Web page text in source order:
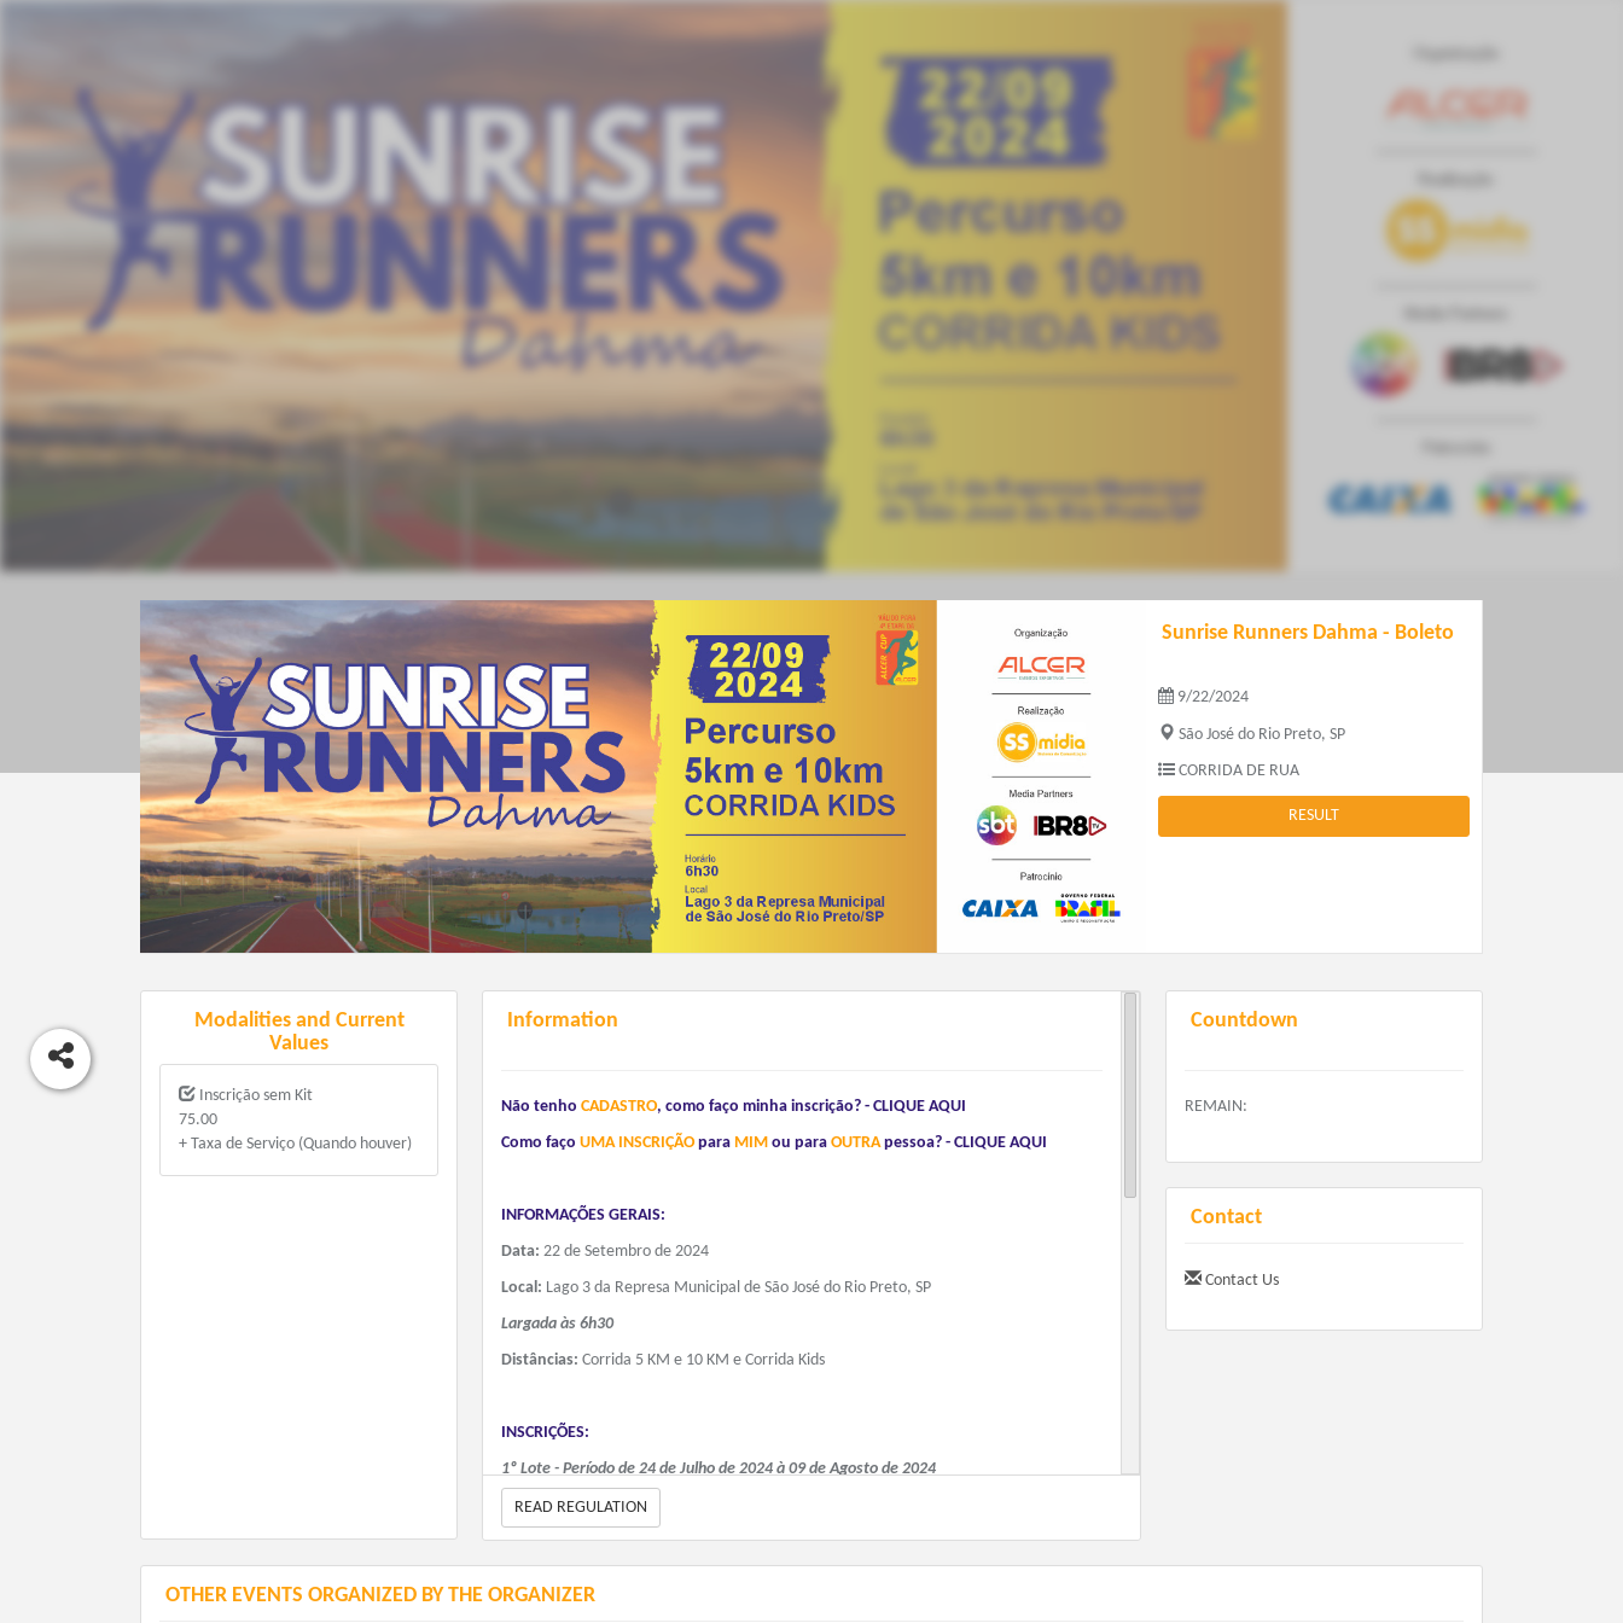
Sunrise Runners Dahma - Boleto
9/22/2024
São José do Rio Preto, SP
CORRIDA DE RUA
RESULT
Modalities and Current
Values
Inscrição sem Kit
75.00
+ Taxa de Serviço (Quando houver)
Information
Não tenho CADASTRO, como faço minha inscrição? - CLIQUE AQUI
Como faço UMA INSCRIÇÃO para MIM ou paraOUTRA pessoa? - CLIQUE AQUI
INFORMAÇÕES GERAIS:
Data:22 de Setembro de 2024
Local: Lago 3 da Represa Municipal de São José do Rio Preto, SP
Largada às 6h30
Distâncias:Corrida 5 KM e 10 KM e Corrida Kids
INSCRIÇÕES:
1º Lote - Período de 24 de Julho de 2024 à 09 de Agosto de 2024
Público Geral - Kit Completo - R$ 95,00
Correntistas - Kit Completo - R$ 47,50
READ REGULATION
Countdown
REMAIN:
Contact
Contact Us
OTHER EVENTS ORGANIZED BY THE ORGANIZER